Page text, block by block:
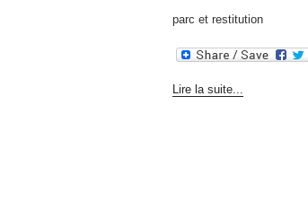
parc et restitution
Lire la suite...